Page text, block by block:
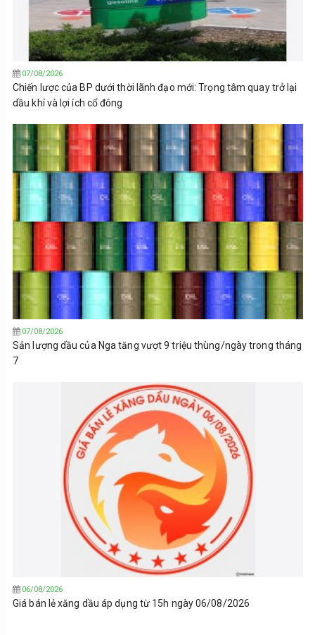
07/08/2026
Chiến lược của BP dưới thời lãnh đạo mới: Trọng tâm quay trở lại
dầu khí và lợi ích cổ đông
07/08/2026
Sản lượng dầu của Nga tăng vượt 9 triệu thùng/ngày trong tháng
7
06/08/2026
Giá bán lẻ xăng dầu áp dụng từ 15h ngày 06/08/2026